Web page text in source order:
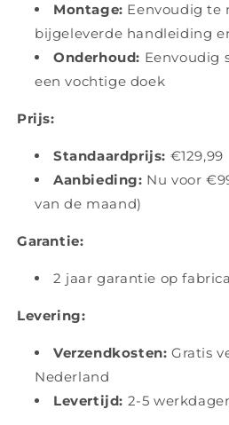
Montage: Eenvoudig te
bijgeleverde handleiding
Onderhoud: Eenvoudig
een vochtige doek
Prijs:
Standaardprijs: €129,99
Aanbieding: Nu voor
van de maand)
Garantie:
2 jaar garantie op
Levering:
Verzendkosten: Gratis
Nederland
Levertijd: 2-5